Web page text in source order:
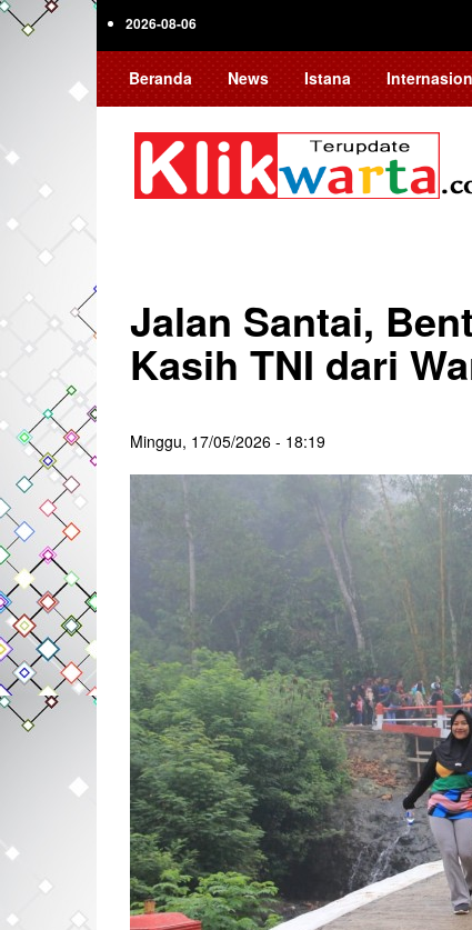
Skip
2026-08-06
Beranda News Istana
Jalan Santai,
Kasih TNI dari
Minggu, 17/05/2026 - 18:19